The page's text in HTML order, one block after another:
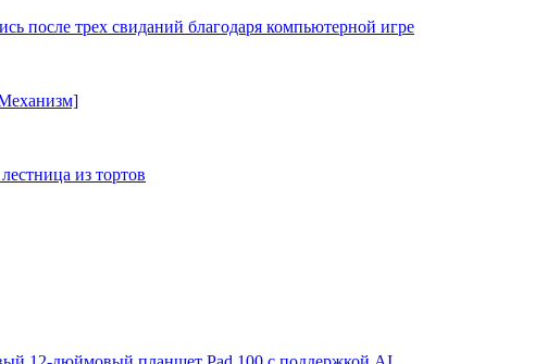
после трех свиданий благодаря компьютерной игре
из тортов